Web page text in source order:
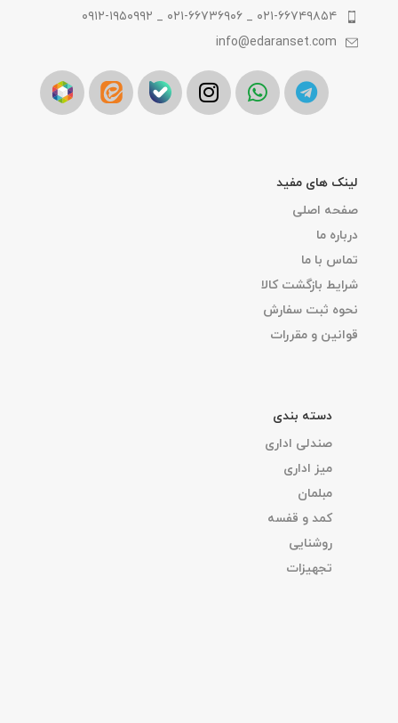
۰۲۱-۶۶۷۴۹۸۵۴ _ ۰۲۱-۶۶۷۳۶۹۰۶ _ ۰۹۱۲-۱۹۵۰۹۹۲
info@edaranset.com
لینک های مفید
صفحه اصلی
درباره ما
تماس با ما
شرایط بازگشت کالا
نحوه ثبت سفارش
قوانین و مقررات
دسته بندی
صندلی اداری
میز اداری
مبلمان
کمد و قفسه
روشنایی
تجهیزات